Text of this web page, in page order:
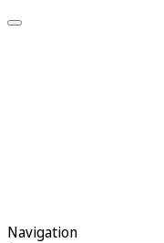
Navigation